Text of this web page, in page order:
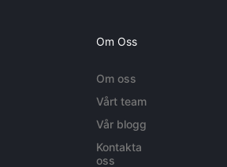
Om Oss
Om oss
Vårt team
Vår blogg
Kontakta
oss